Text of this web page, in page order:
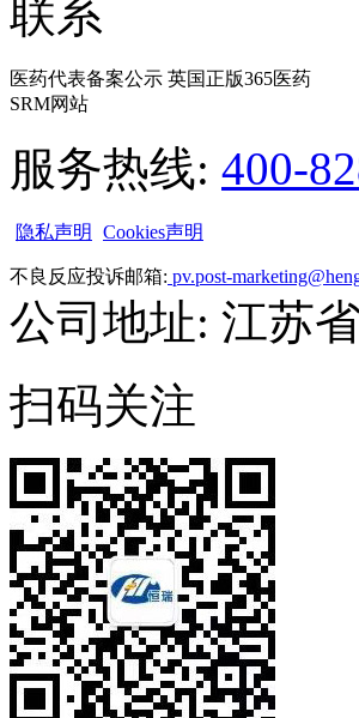
联系
医药代表备案公示 英国正版365医药
SRM网站
服务热线: 400-
隐私声明 Cookies声明
不良反应投诉邮箱: pv.post-
公司地址: 江苏
扫码关注